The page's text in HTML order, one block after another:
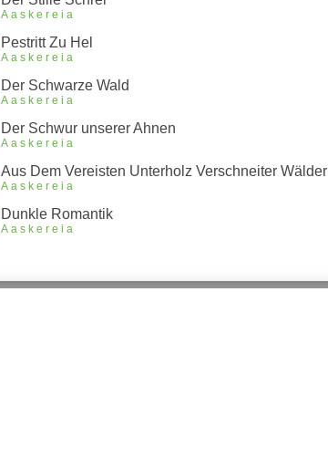
Aaskereia
Pestritt Zu Hel
Aaskereia
Der Schwarze Wald
Aaskereia
Der Schwur unserer Ahnen
Aaskereia
Aus Dem Vereisten Unterholz Verschneiter Wälder
Aaskereia
Dunkle Romantik
Aaskereia